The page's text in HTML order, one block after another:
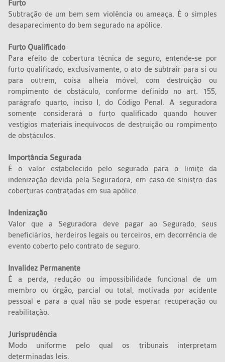
Furto
Subtração de um bem sem violência ou ameaça. É o simples
desaparecimento do bem segurado na apólice.
Furto Qualificado
Para efeito de cobertura técnica de seguro, entende-se por
furto qualificado, exclusivamente, o ato de subtrair para si ou
para outrem, coisa alheia móvel, com destruição ou
rompimento de obstáculo, conforme definido no art. 155,
parágrafo quarto, inciso I, do Código Penal. A seguradora
somente considerará o furto qualificado quando houver
vestígios materiais inequívocos de destruição ou rompimento
de obstáculos.
Importância Segurada
É o valor estabelecido pelo segurado para o limite da
indenização devida pela Seguradora, em caso de sinistro das
coberturas contratadas em sua apólice.
Indenização
Valor que a Seguradora deve pagar ao Segurado, seus
beneficiários, herdeiros legais ou terceiros, em decorrência de
evento coberto pelo contrato de seguro.
Invalidez Permanente
É a perda, redução ou impossibilidade funcional de um
membro ou órgão, parcial ou total, motivada por acidente
pessoal e para a qual não se pode esperar recuperação ou
reabilitação.
Jurisprudência
Modo uniforme pelo qual os tribunais interpretam
determinadas leis.